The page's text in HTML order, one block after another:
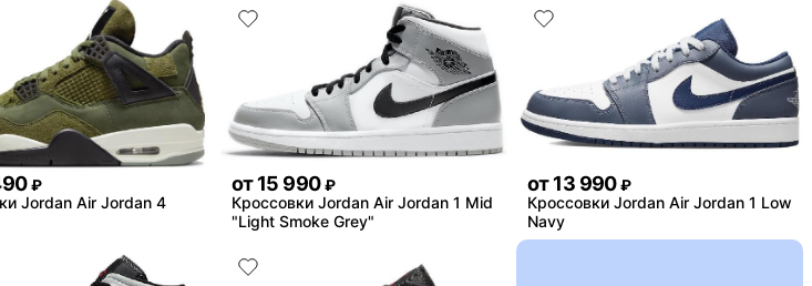
₽
Jordan Air Jordan 4
от 15 990 ₽
Кроссовки Jordan Air Jordan 1 Mid
"Light Smoke Grey"
от 13 990 ₽
Кроссовки Jordan Air Jordan 1 Low
Navy